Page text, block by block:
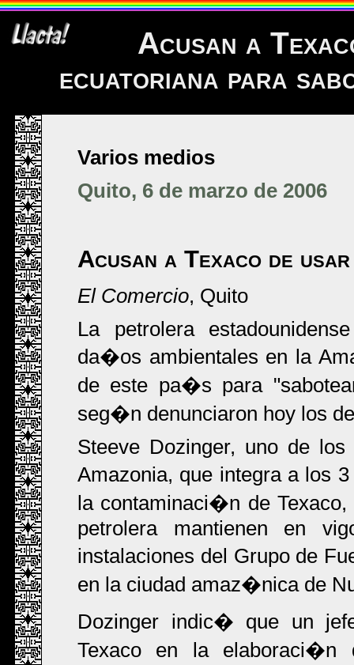
Acusan a
ecuatoriana para
Varios medios
Quito, 6 de marzo de 2006
Acusan a Texaco de
El Comercio, Quito
La petrolera
da�os ambientales en la
de este pa�s para
seg�n denunciaron hoy los
Steeve Dozinger, uno de
Amazonia, que integra a los
la contaminaci�n de
petrolera mantienen en
instalaciones del Grupo de
en la ciudad amaz�nica de
Dozinger indic� que un
Texaco en la